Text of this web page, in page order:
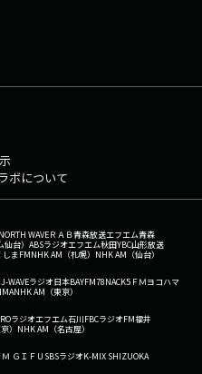
ボについて
WAVEＲＡＢ青森放送エフエム青森
台） ABSラジオエフエム秋田YBC山形放送
しまFMNHK AM（札幌） NHK AM（仙台）
J-WAVEラジオ日本BAYFM78NACK5 ＦＭヨコハマ
NHK AM（東京）
ラジオエフエム石川FBCラジオFM福井
） NHK AM（名古屋）
Ｍ ＧＩＦＵ SBSラジオK-MIX SHIZUOKA